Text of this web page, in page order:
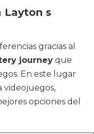
Layton s
gracias al
journey que
En este lugar
videojuegos,
opciones del